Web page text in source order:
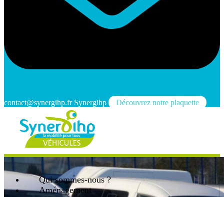
contact@synergihp.fr Synergihp Découvrez notre plaquette
Qui sommes-nous ?
Aménagement